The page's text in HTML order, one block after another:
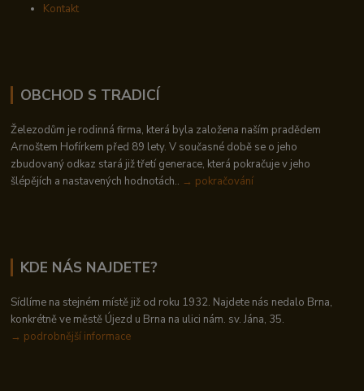
Kontakt
OBCHOD S TRADICÍ
Železodům je rodinná firma, která byla založena naším pradědem
Arnoštem Hofírkem před 89 lety. V současné době se o jeho
zbudovaný odkaz stará již třetí generace, která pokračuje v jeho
šlépějích a nastavených hodnotách.. → pokračování
KDE NÁS NAJDETE?
Sídlíme na stejném místě již od roku 1932. Najdete nás nedalo Brna,
konkrétně ve městě Újezd u Brna na ulici nám. sv. Jána, 35.
→ podrobnější informace